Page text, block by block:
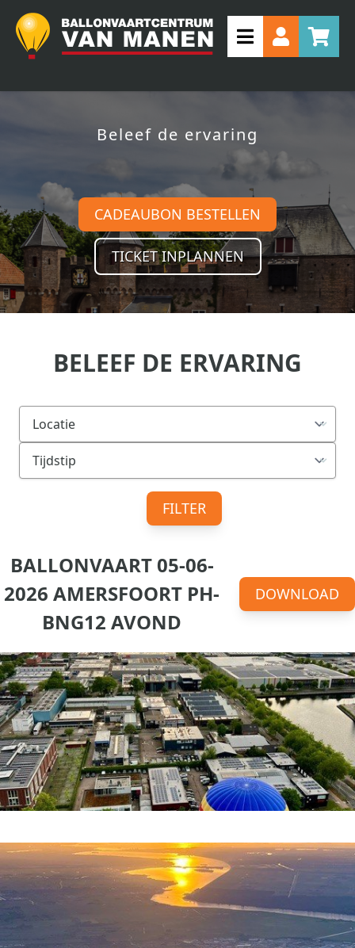
Beleef de ervaring
CADEAUBON BESTELLEN
TICKET INPLANNEN
BELEEF DE ERVARING
FILTER
BALLONVAART 05-06-
2026 AMERSFOORT PH-
BNG12 AVOND
DOWNLOAD